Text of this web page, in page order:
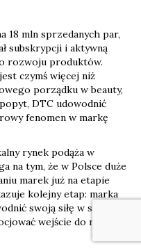
18 mln sprzedanych par,
subskrypcji i aktywną
rozwoju produktów.
czymś więcej niż
porządku w beauty,
DTC udowodnić
fenomen w markę
rynek podąża w
na tym, że w Polsce duże
marek już na etapie
kolejny etap: marka
swoją siłę w social
wejście do retailu z